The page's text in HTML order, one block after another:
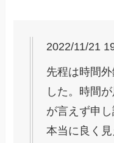
2022/11/21
先程は時間
した。時間
が言えず申
本当に良く